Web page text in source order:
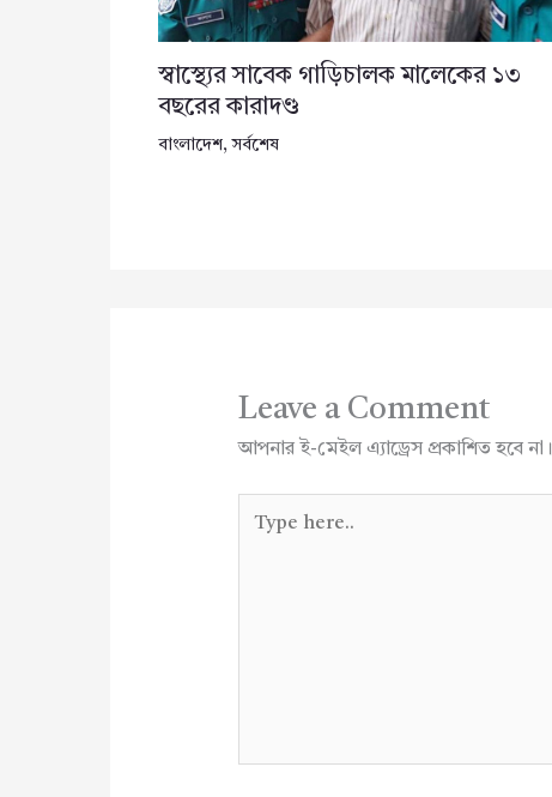
স্বাস্থ্যের সাবেক গাড়িচালক মালেকের ১৩
বছরের কারাদণ্ড
বাংলাদেশ,সর্বশেষ
Leave a Comment
আপনার ই-মেইল এ্যাড্রেস প্রকাশিত হবে না।
here..